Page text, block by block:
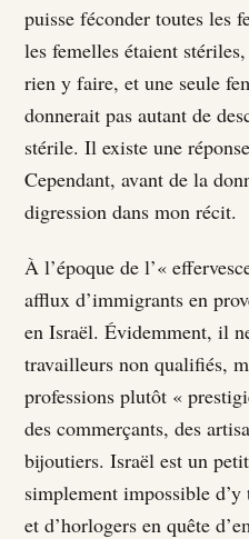
puisse féconder toutes les
les femelles étaient
rien y faire, et une seule
donnerait pas autant de
stérile. Il existe une
Cependant, avant de la
digression dans mon récit.
À l’époque de l’«
afflux d’immigrants en
en Israël. Évidemment, il
travailleurs non qualifiés,
professions plutôt «
des commerçants, des
bijoutiers. Israël est un
simplement impossible
et d’horlogers en quête